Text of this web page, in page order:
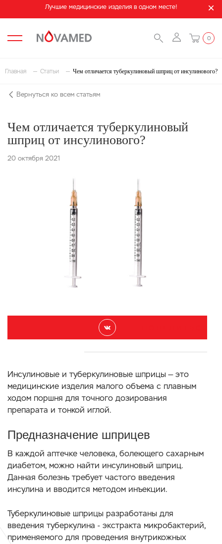
Лучшие медицинские изделия в одном месте!
0
Главная Статьи Чем отличается туберкулиновый шприц от инсулинового?
Вернуться ко всем статьям
Чем отличается туберкулиновый
шприц от инсулинового?
20 октября 2021
Инсулиновые и туберкулиновые шприцы — это
медицинские изделия малого объема с плавным
ходом поршня для точного дозирования
препарата и тонкой иглой.
Предназначение шприцев
В каждой аптечке человека, болеющего сахарным
диабетом, можно найти инсулиновый шприц.
Данная болезнь требует частого введения
инсулина и вводится методом инъекции.
Туберкулиновые шприцы разработаны для
введения туберкулина - экстракта микробактерий,
применяемого для проведения внутрикожных